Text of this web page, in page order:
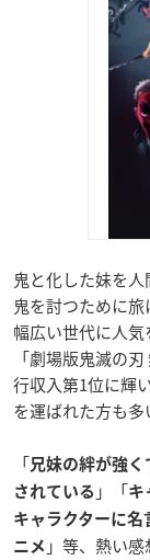
鬼と化した妹を
鬼を討つために旅
幅広い世代に人
「劇場版鬼滅の
行収入第1位に輝
を運ばれた方も多
「兄妹の絆が強く
されている 」「キ
キャラクターに名
ニメ 」等、熱い